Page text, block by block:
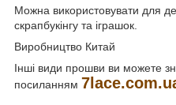
Можна використовувати для
скрапбукінгу та іграшок.
Виробництво Китай
Інші види прошви ви можете
посиланням